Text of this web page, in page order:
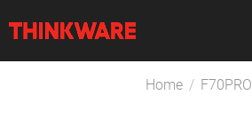
Home / F70PRO